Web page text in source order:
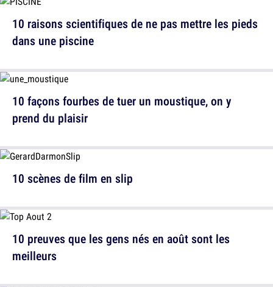
10 raisons scientifiques de ne pas mettre les pieds
dans une piscine
10 scènes de film en slip
10 façons fourbes de tuer un moustique, on y
prend du plaisir
10 preuves que les gens nés en août sont les
meilleurs